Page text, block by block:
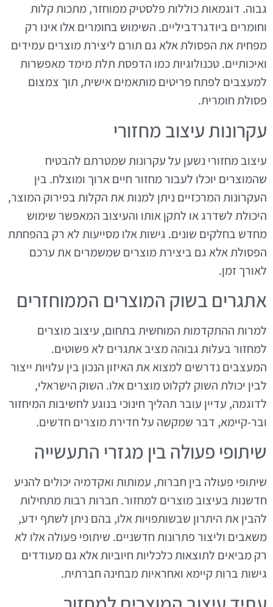
גבוה. דוגמאות כוללות פלסטיק ממוחזר, מתכות קלות
וחומרים ביודגרדביליים. השימוש בחומרים אלו אינו רק
מפחית את הפסולת אלא גם תורם ליצירת מוצרים עמידים
ואיכותיים. טכנולוגיות כמו הדפסת תלת מימד מאפשרות
למעצבים לפתח פריטים מותאמים אישית, תוך צמצום
פסולת חומרית.
עקרונות עיצוב מחזורי
עיצוב מחזורי נשען על עקרונות שמטרתם להבטיח
שהמוצרים יוכלו לעבור מחזור חיים ארוך ומוצלח. בין
העקרונות המרכזיים ניתן למנות את הקלות בפירוק המוצר,
היכולת לשדרג או לתקן אותו והעיצוב המאפשר שימוש
מחדש בחלקים שונים. גישות אלו מסייעות לא רק בהפחתת
הפסולת אלא גם ביצירת מוצרים שמשמרים את ערכם
לאורך זמן.
אתגרים בשוק המוצרים הממוחזרים
למרות ההתקדמות המוחשית בתחום, עיצוב מוצרים
למחזור בעלות גבוהה מציב אתגרים לא פשוטים.
המעצבים נדרשים למצוא את האיזון הנכון בין עלויות ייצור
לבין יכולת השוק לקלוט מוצרים אלו. השוק הישראלי,
לדוגמה, עדיין עובר תהליך חינוכי בנוגע לחשיבות המיחזור
ובר-קיימא, דבר שמקשה על חדירת מוצרים חדשים.
שיתופי פעולה בין מגזרי התעשייה
שיתופי פעולה בין חברות, עמותות ואקדמיה יכולים להניע
חדשנות בעיצוב מוצרים למחזור. חברות רבות מתחילות
להבין את היתרון שבשותפויות אלו, בהם ניתן לשתף ידע,
משאבים וליצור פתרונות חדשניים. שיתופי פעולה אלו לא
רק מביאים לתוצאות כלכליות חיוביות אלא גם מעודדים
גישות ברות קיימא ואחראיות מבחינה חברתית.